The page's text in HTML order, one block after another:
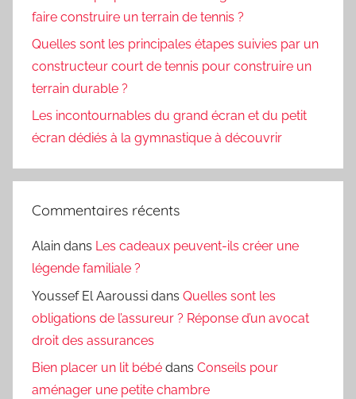
faire construire un terrain de tennis ?
Quelles sont les principales étapes suivies par un
constructeur court de tennis pour construire un
terrain durable ?
Les incontournables du grand écran et du petit
écran dédiés à la gymnastique à découvrir
Commentaires récents
Alain dans Les cadeaux peuvent-ils créer une
légende familiale ?
Youssef El Aaroussi dans Quelles sont les
obligations de l’assureur ? Réponse d’un avocat
droit des assurances
Bien placer un lit bébé dans Conseils pour
aménager une petite chambre